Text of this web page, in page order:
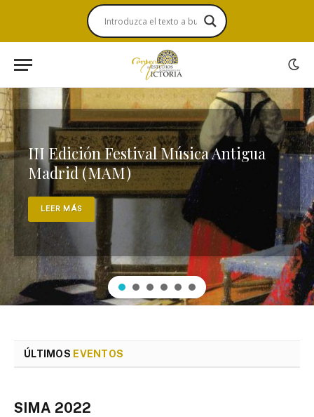
III Edición Festival Música Antigua
Madrid (MAM)
LEER MÁS
ÚLTIMOS EVENTOS
SIMA 2022